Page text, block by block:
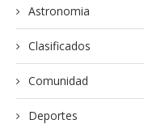
Astronomia
Clasificados
Comunidad
Deportes